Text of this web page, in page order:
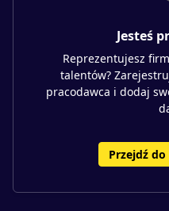
Jesteś
Reprezentujesz
talentów?
pracodawca i dodaj
Przejdź